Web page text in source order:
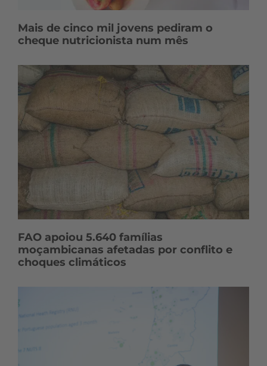
Mais de cinco mil jovens pediram o
cheque nutricionista num mês
FAO apoiou 5.640 famílias
moçambicanas afetadas por conflito e
choques climáticos